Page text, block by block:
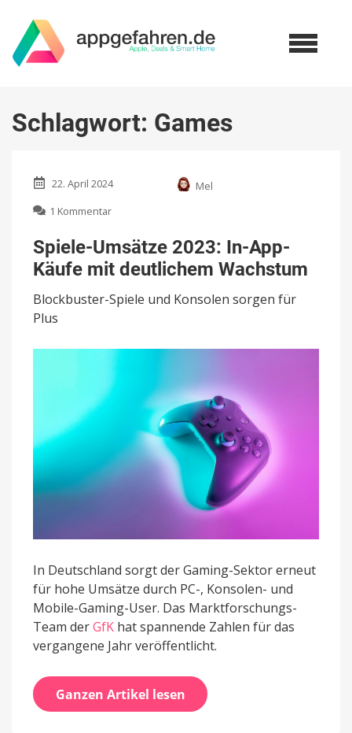
Schlagwort: Games
22. April 2024
Mel
1 Kommentar
Umsätze
2023:
In-
Käufe
Wachstum
Spiele-Umsätze 2023: In-App-
Käufe mit deutlichem Wachstum
Blockbuster-Spiele und Konsolen sorgen für
Plus
In Deutschland sorgt der Gaming-Sektor erneut
für hohe Umsätze durch PC-, Konsolen- und
Mobile-Gaming-User. Das Marktforschungs-
Team derGfK hat spannende Zahlen für das
vergangene Jahr veröffentlicht.
Ganzen Artikel lesen